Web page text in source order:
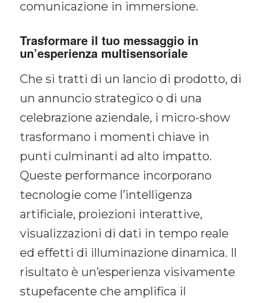
comunicazione in immersione.
Trasformare il tuo messaggio in
un’esperienza multisensoriale
Che si tratti di un lancio di prodotto, di
un annuncio strategico o di una
celebrazione aziendale, i micro-show
trasformano i momenti chiave in
punti culminanti ad alto impatto.
Queste performance incorporano
tecnologie come l’intelligenza
artificiale, proiezioni interattive,
visualizzazioni di dati in tempo reale
ed effetti di illuminazione dinamica. Il
risultato è un’esperienza visivamente
stupefacente che amplifica il